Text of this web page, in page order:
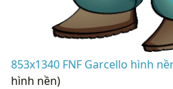
853x1340 FNF Garcello hình
hình nền)